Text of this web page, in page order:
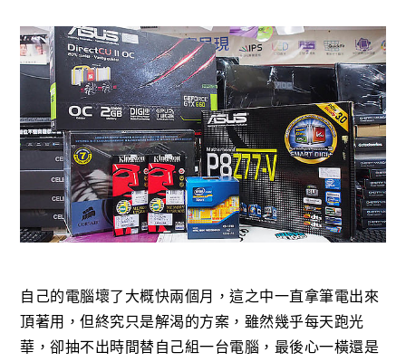
自己的電腦壞了大概快兩個月，這之中一直拿筆電出來
頂著用，但終究只是解渴的方案，雖然幾乎每天跑光
華，卻抽不出時間替自己組一台電腦，最後心一橫還是